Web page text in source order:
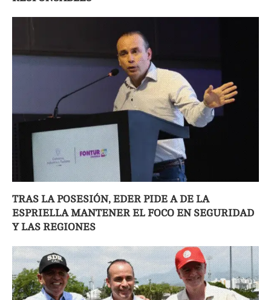
TRAS LA POSESIÓN, EDER PIDE A DE LA
ESPRIELLA MANTENER EL FOCO EN SEGURIDAD
Y LAS REGIONES